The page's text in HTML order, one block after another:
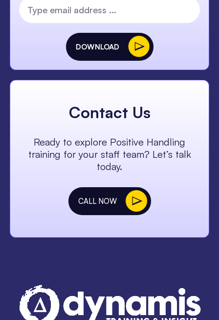
DOWNLOAD
Contact Us
Ready to explore Positive Handling
training for your staff team? Let’s talk
today.
CALL NOW